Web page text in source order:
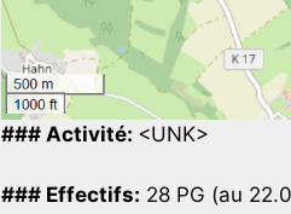
### Activité: <UNK>
### Effectifs: 28 PG (au